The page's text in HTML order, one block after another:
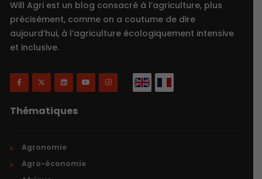
Will Agri est un blog consacré à l’agriculture, plus
précisément, comme on a coutume de dire
aujourd’hui, à l’agriculture écologiquement intensive
et inclusive.
Thématiques
Agronomie
Agro-économie